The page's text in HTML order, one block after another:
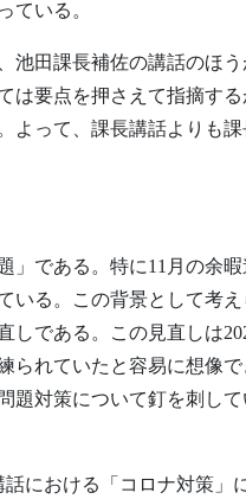
ている。
池田課長補佐の講話のほ
は要点を押さえて指摘する
よって、課長講話よりも課
」である。特に11月の余
いる。この背景として考
である。この見直しは
られていたと容易に想像
題対策について釘を刺して
における「コロナ対策」